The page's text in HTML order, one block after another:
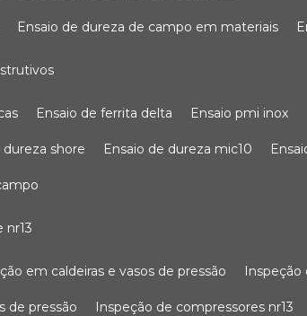
ensaio de dureza de campo em materiais
ensaio de ferrita delta ensaio pmi inox
dureza shore ensaio de dureza mic10
nr13
em caldeiras e vasos de pressão
de pressão inspeção de compressores nr13